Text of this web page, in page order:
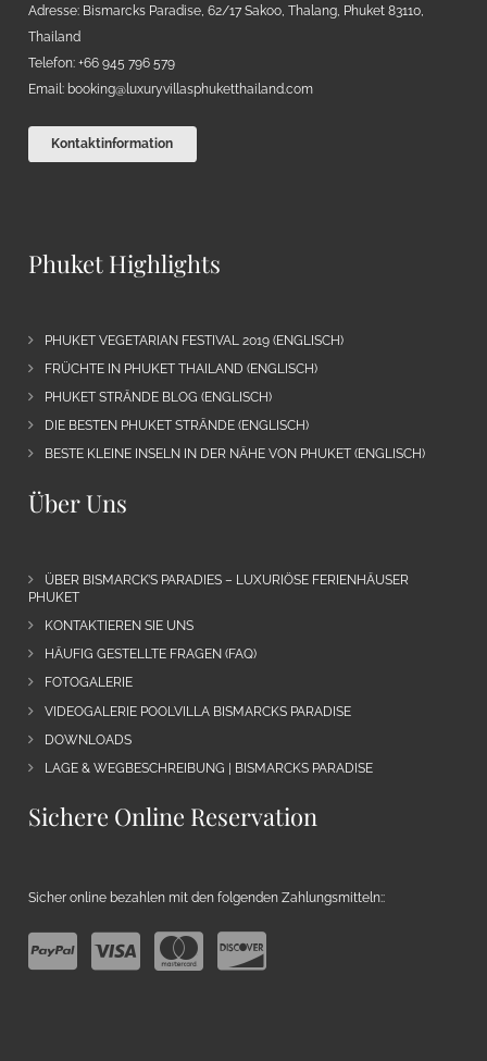
Adresse: Bismarcks Paradise, 62/17 Sakoo, Thalang, Phuket 83110,
Thailand
Telefon: +66 945 796 579
Email: booking@luxuryvillasphuketthailand.com
Kontaktinformation
Phuket Highlights
PHUKET VEGETARIAN FESTIVAL 2019 (ENGLISCH)
FRÜCHTE IN PHUKET THAILAND (ENGLISCH)
PHUKET STRÄNDE BLOG (ENGLISCH)
DIE BESTEN PHUKET STRÄNDE (ENGLISCH)
BESTE KLEINE INSELN IN DER NÄHE VON PHUKET (ENGLISCH)
Über Uns
ÜBER BISMARCK’S PARADIES – LUXURIÖSE FERIENHÄUSER
PHUKET
KONTAKTIEREN SIE UNS
HÄUFIG GESTELLTE FRAGEN (FAQ)
FOTOGALERIE
VIDEOGALERIE POOLVILLA BISMARCKS PARADISE
DOWNLOADS
LAGE & WEGBESCHREIBUNG | BISMARCKS PARADISE
Sichere Online Reservation
Sicher online bezahlen mit den folgenden Zahlungsmitteln::